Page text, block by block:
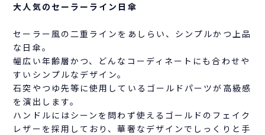
大人気のセーラーライン日傘
セーラー風の二重ラインをあしらい、シンプルかつ上品
な日傘。
幅広い年齢層かつ、どんなコーディネートにも合わせや
すいシンプルなデザイン。
石突やつゆ先等に使用しているゴールドパーツが高級感
を演出します。
ハンドルにはシーンを問わず使えるゴールドのフェイク
レザーを採用しており、華奢なデザインでしっくりと手